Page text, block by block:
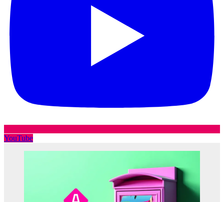
YouTube